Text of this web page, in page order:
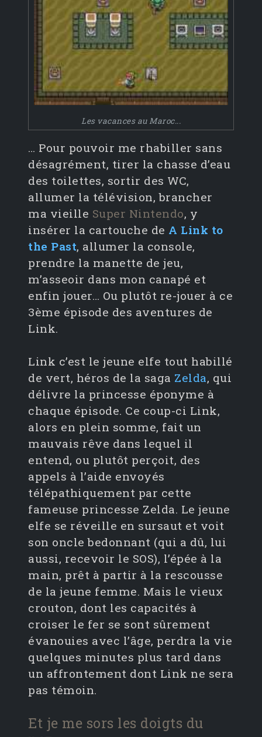
Les vacances au Maroc...
… Pour pouvoir me rhabiller sans
désagrément, tirer la chasse d’eau
des toilettes, sortir des WC,
allumer la télévision, brancher
ma vieille Super Nintendo, y
insérer la cartouche de A Link to
the Past, allumer la console,
prendre la manette de jeu,
m’asseoir dans mon canapé et
enfin jouer… Ou plutôt re-jouer à ce
3ème épisode des aventures de
Link.
Link c’est le jeune elfe tout habillé
de vert, héros de la saga Zelda, qui
délivre la princesse éponyme à
chaque épisode. Ce coup-ci Link,
alors en plein somme, fait un
mauvais rêve dans lequel il
entend, ou plutôt perçoit, des
appels à l’aide envoyés
télépathiquement par cette
fameuse princesse Zelda. Le jeune
elfe se réveille en sursaut et voit
son oncle bedonnant (qui a dû, lui
aussi, recevoir le SOS), l’épée à la
main, prêt à partir à la rescousse
de la jeune femme. Mais le vieux
crouton, dont les capacités à
croiser le fer se sont sûrement
évanouies avec l’âge, perdra la vie
quelques minutes plus tard dans
un affrontement dont Link ne sera
pas témoin.
Et je me sors les doigts du